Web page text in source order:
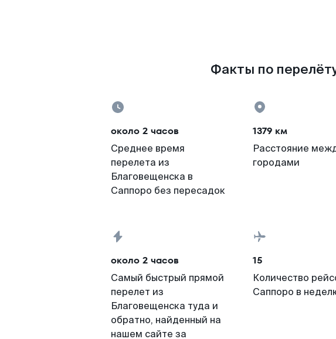
Факты по
около 2 часов
Среднее время
перелета из
Благовещенска в
Саппоро без пересадок
1379 км
Расстояние
городами
около 2 часов
Самый быстрый прямой
перелет из
Благовещенска туда и
обратно, найденный на
нашем сайте за
15
Количество
Саппоро в